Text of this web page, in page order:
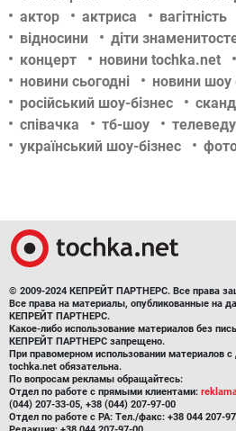
актор
актриса вагітність
відносини
діти
концерт
новини tochka.net
новини сьогодні
новини шоу
російський шоу-бізнес
співачка
тб-шоу
український шоу-бізнес
© 2009-2024 КЕПРЕЙТ ПАРТНЕРС. Все права
Все права на материалы, опубликованные на
КЕПРЕЙТ ПАРТНЕРС.
Какое-либо использование материалов без
КЕПРЕЙТ ПАРТНЕРС запрещено.
При правомерном использовании материалов с
tochka.net обязательна.
По вопросам рекламы обращайтесь:
Отдел по работе с прямыми клиентами:
(044) 207-33-05, +38 (044) 207-97-00
Отдел по работе с РА: Тел./факс: +38 044 207-